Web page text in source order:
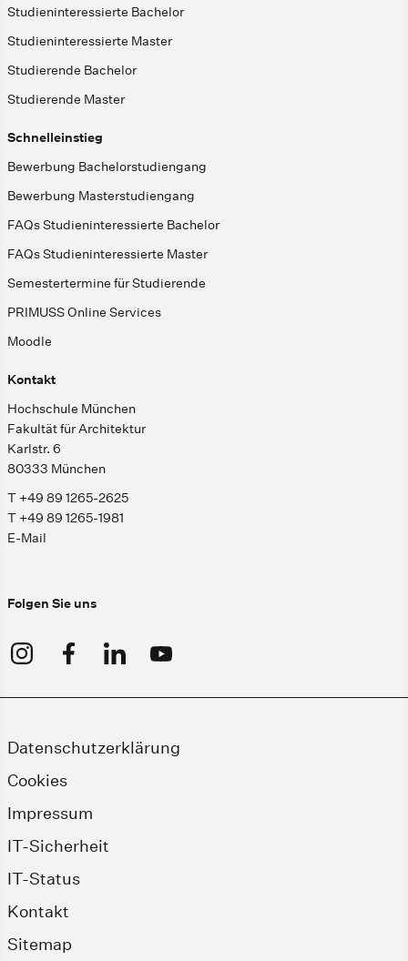
Studieninteressierte Bachelor
Studieninteressierte Master
Studierende Bachelor
Studierende Master
Schnelleinstieg
Bewerbung Bachelorstudiengang
Bewerbung Masterstudiengang
FAQs Studieninteressierte Bachelor
FAQs Studieninteressierte Master
Semestertermine für Studierende
PRIMUSS Online Services
Moodle
Kontakt
Hochschule München
Fakultät für Architektur
Karlstr. 6
80333 München
T +49 89 1265-2625
T +49 89 1265-1981
E-Mail
Folgen Sie uns
Datenschutzerklärung
Cookies
Impressum
IT-Sicherheit
IT-Status
Kontakt
Sitemap